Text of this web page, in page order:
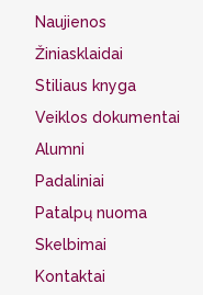
Naujienos
Žiniasklaidai
Stiliaus knyga
Veiklos dokumentai
Alumni
Padaliniai
Patalpų nuoma
Skelbimai
Kontaktai